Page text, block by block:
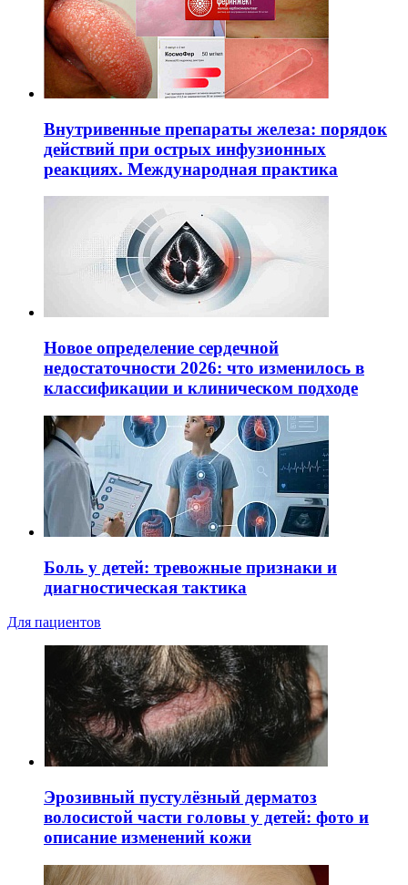
Внутривенные препараты железа: порядок
действий при острых инфузионных
реакциях. Международная практика
Новое определение сердечной
недостаточности 2026: что изменилось в
классификации и клиническом подходе
Боль у детей: тревожные признаки и
диагностическая тактика
Для пациентов
Эрозивный пустулёзный дерматоз
волосистой части головы у детей: фото и
описание изменений кожи